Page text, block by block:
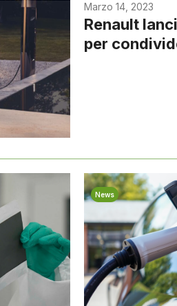
Marzo 14, 2023
Renault
per
News